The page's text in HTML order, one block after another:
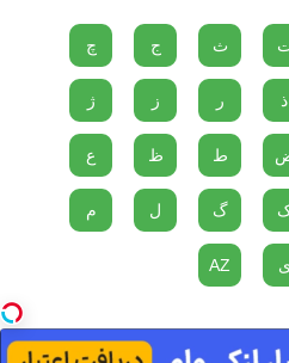
ث ج چ
ذ ر ز ژ
ط ظ ع
گ ل م
ی AZ
زندگی وجود دارد، موسیقی و گربه